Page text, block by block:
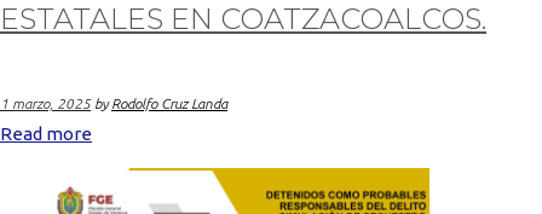
ESTATALES EN COATZACOALCOS.
1 marzo, 2025 byRodolfo Cruz Landa
Read more